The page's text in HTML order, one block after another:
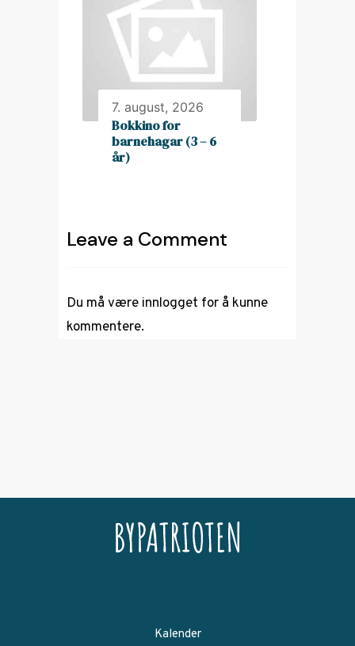
7. august, 2026
Bokkino for
barnehagar (3 – 6
år)
Leave a Comment
Du må være innlogget for å kunne
kommentere.
Kalender